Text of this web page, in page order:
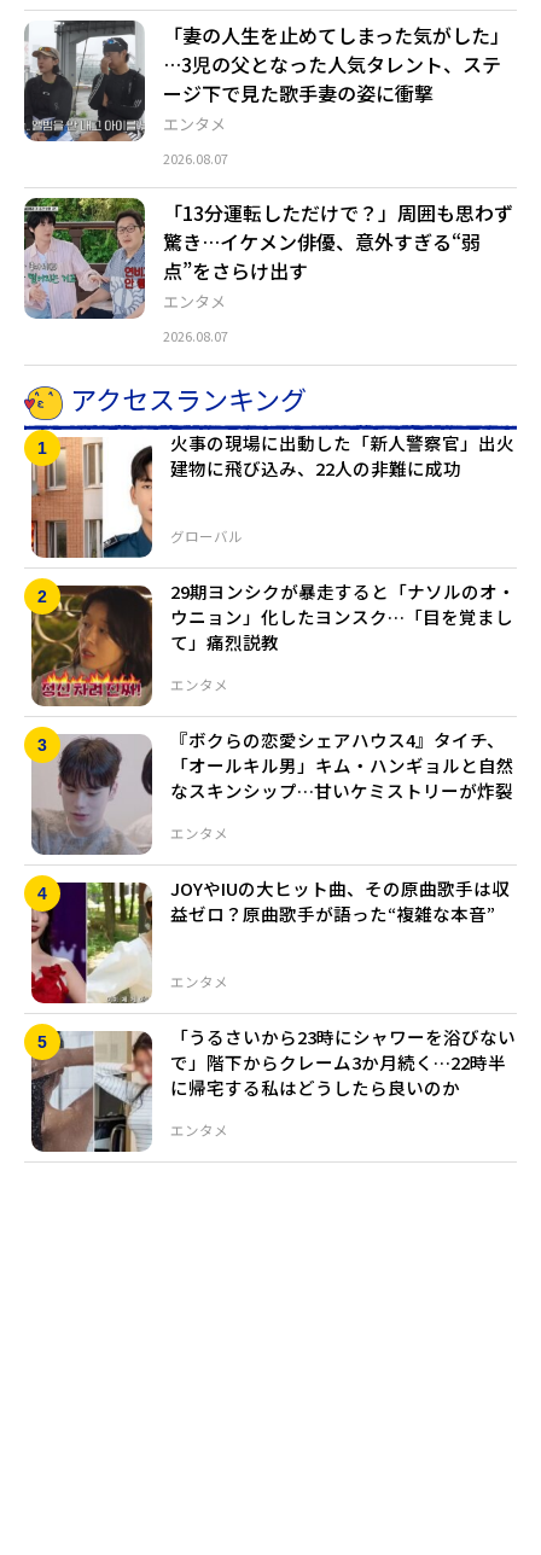
エンタメ
「妻の人生を止めてしまった気がした」
…3児の父となった人気タレント、ステ
ージ下で見た歌手妻の姿に衝撃
2026.08.07
エンタメ
「13分運転しただけで？」周囲も思わず
驚き…イケメン俳優、意外すぎる“弱
点”をさらけ出す
2026.08.07
アクセスランキング
グローバル
火事の現場に出動した「新人警察官」出火
建物に飛び込み、22人の非難に成功
エンタメ
29期ヨンシクが暴走すると「ナソルのオ・
ウニョン」化したヨンスク…「目を覚まし
て」痛烈説教
エンタメ
『ボクらの恋愛シェアハウス4』タイチ、
「オールキル男」キム・ハンギョルと自然
なスキンシップ…甘いケミストリーが炸裂
エンタメ
JOYやIUの大ヒット曲、その原曲歌手は収
益ゼロ？原曲歌手が語った“複雑な本音”
エンタメ
「うるさいから23時にシャワーを浴びない
で」階下からクレーム3か月続く…22時半
に帰宅する私はどうしたら良いのか